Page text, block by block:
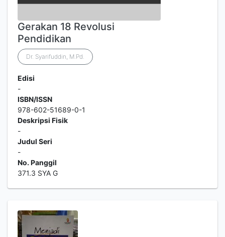
Gerakan 18 Revolusi
Pendidikan
Dr. Syarifuddin, M.Pd.
Edisi
-
ISBN/ISSN
978-602-51689-0-1
Deskripsi Fisik
-
Judul Seri
-
No. Panggil
371.3 SYA G